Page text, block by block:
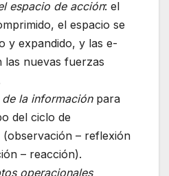
espacio de acción: el
el espacio se
y expandido, y las e-
las nuevas fuerzas
la informaciónpara
del ciclo de
(observación – reflexión
– reacción).
operacionales